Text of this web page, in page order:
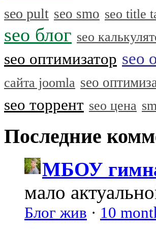
seo pult seo smo seo title
seo блог seo
seo оптимизатор seo
сайта joomla seo
seo торрент seo цена
Последние
МБОУ
мало
Блог жив · 10